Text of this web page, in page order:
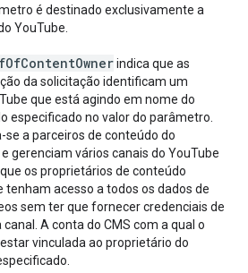
é destinado exclusivamente a
YouTube.
OfContentOwnerindica que as
da solicitação identificam um
que está agindo em nome do
especificado no valor do parâmetro.
a parceiros de conteúdo do
gerenciam vários canais do YouTube
os proprietários de conteúdo
acesso a todos os dados de
sem ter que fornecer credenciais de
A conta do CMS com a qual o
vinculada ao proprietário do